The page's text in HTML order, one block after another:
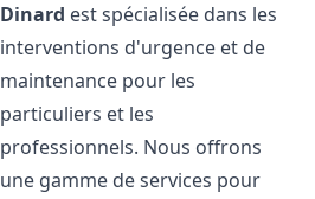
Dinard est spécialisée dans les
interventions d'urgence et de
maintenance pour les
particuliers et les
professionnels. Nous offrons
une gamme de services pour